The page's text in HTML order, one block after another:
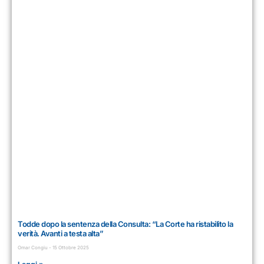
Todde dopo la sentenza della Consulta: “La Corte ha ristabilito la
verità. Avanti a testa alta”
Omar Congiu 15 Ottobre 2025